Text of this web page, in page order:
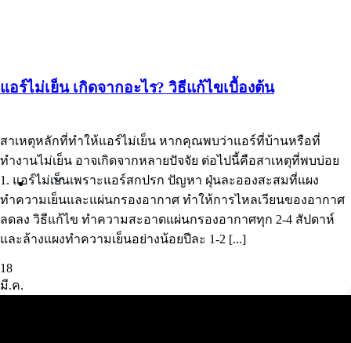
Thai
แอร์ไม่เย็น เกิดจากอะไร? วิธีแก้ไขเบื้องต้น
สาเหตุหลักที่ทำให้แอร์ไม่เย็น หากคุณพบว่าแอร์ที่บ้านหรือที่
ทำงานไม่เย็น อาจเกิดจากหลายปัจจัย ต่อไปนี้คือสาเหตุที่พบบ่อย
1. แอร์ไม่เย็นเพราะแอร์สกปรก ปัญหา ฝุ่นละอองสะสมที่แผง
ทำความเย็นและแผ่นกรองอากาศ ทำให้การไหลเวียนของอากาศ
ลดลง วิธีแก้ไข ทำความสะอาดแผ่นกรองอากาศทุก 2-4 สัปดาห์
และล้างแผงทำความเย็นอย่างน้อยปีละ 1-2 [...]
18
มี.ค.